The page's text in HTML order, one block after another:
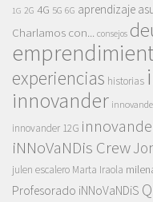
1G 2G 4G 5G 6G aprendizaje
Charlamos con... consejos
experiencias historias
innovander
innovander 12G
iNNoVaNDis Crew
julen escalero Marta Iraola
Profesorado iNNoVaNDiS